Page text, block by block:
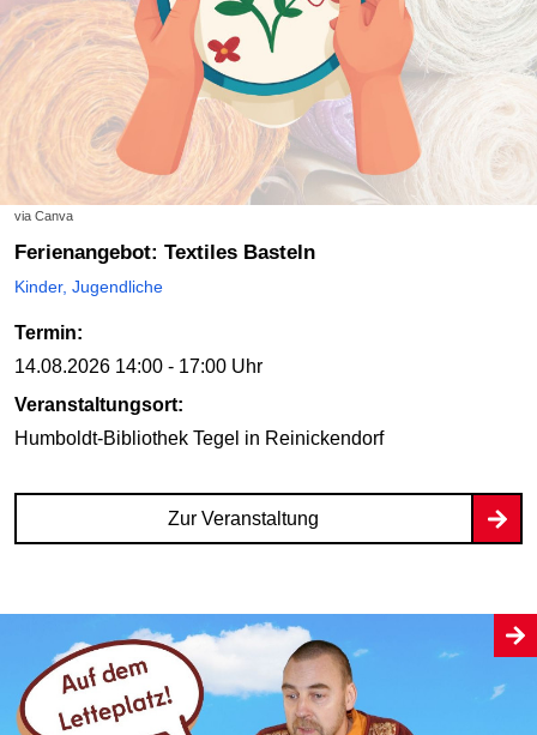
via Canva
Ferienangebot: Textiles Basteln
Kinder, Jugendliche
Termin:
14.08.2026 14:00 - 17:00 Uhr
Veranstaltungsort:
Humboldt-Bibliothek Tegel in Reinickendorf
Zur Veranstaltung